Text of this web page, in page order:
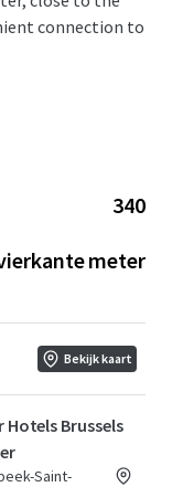
connection to
rent and
both assets.
340
meter
Bekijk kaart
Hotels Brussels
Saint-